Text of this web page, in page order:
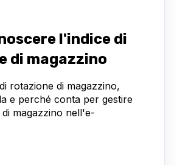
l'indice di
di magazzino
rotazione di magazzino,
e perché conta per gestire
magazzino nell'e-